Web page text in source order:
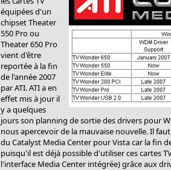
équipées d'un
chipset Theater
550 Pro ou
Theater 650 Pro
vient d'être
reportée à la fin
de l'année 2007
par ATI. ATI a en
effet mis à jour il
y a quelques
jours son planning de sortie des drivers pour
nous apercevoir de la mauvaise nouvelle. Il
du Catalyst Media Center pour Vista car la fin
puisqu'il est déjà possible d'utiliser ces cartes
l'interface Media Center intégrée) grâce aux